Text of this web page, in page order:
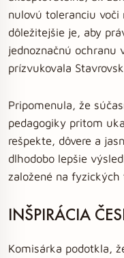
nulovú toleranciu voči
dôležitejšie je, aby
jednoznačnú ochranu
prízvukovala
Pripomenula, že
pedagogiky pritom
rešpekte, dôvere a
dlhodobo lepšie
založené na fyzických
INŠPIRÁCIA
Komisárka podotkla,